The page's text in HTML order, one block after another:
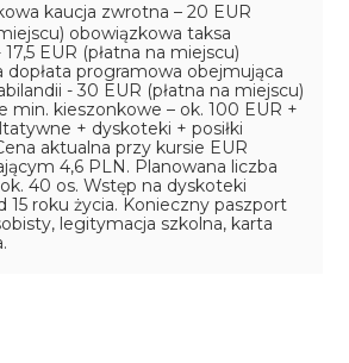
kaucja zwrotna – 20 EUR
obowiązkowa taksa
EUR (płatna na miejscu)
dopłata programowa obejmująca
- 30 EUR (płatna na miejscu)
min. kieszonkowe – ok. 100 EUR +
+ dyskoteki + posiłki
aktualna przy kursie EUR
4,6 PLN. Planowana liczba
40 os. Wstęp na dyskoteki
15 roku życia. Konieczny paszport
legitymacja szkolna, karta